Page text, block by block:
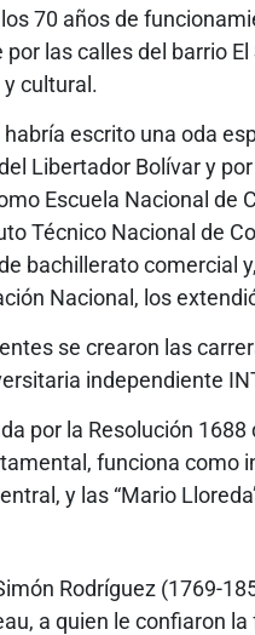
70 años de
por las calles del barrio
cultural.
escrito una oda
Libertador Bolívar y
Escuela Nacional de
Técnico Nacional de
bachillerato comercial
Nacional, los
se crearon las
independiente
por la Resolución
funciona como
y las “Mario
Rodríguez (1769-
a quien le confiaron